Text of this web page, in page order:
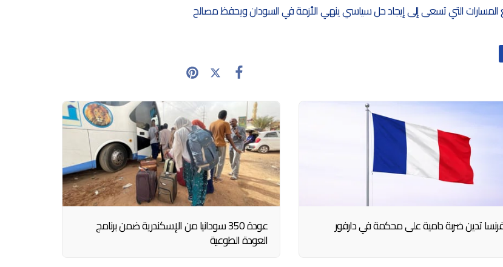
التي تسعى إلى إيجاد حل سياسي ينهي الأزمة في السودان ويحفظ مصالح
تدين ضربة دامية على محكمة في دارفور عودة 350 سودانيا من الإسكندرية ضمن برنامج
العودة الطوعية